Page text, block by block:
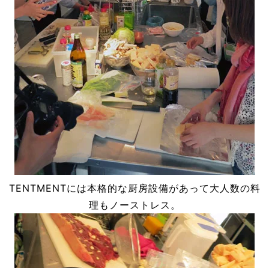
TENTMENTには本格的な厨房設備があって大人数の料
理もノーストレス。